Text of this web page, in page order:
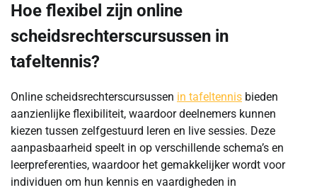
Hoe flexibel zijn online
scheidsrechterscursussen in
tafeltennis?
Online scheidsrechterscursussen in tafeltennis bieden
aanzienlijke flexibiliteit, waardoor deelnemers kunnen
kiezen tussen zelfgestuurd leren en live sessies. Deze
aanpasbaarheid speelt in op verschillende schema’s en
leerpreferenties, waardoor het gemakkelijker wordt voor
individuen om hun kennis en vaardigheden in